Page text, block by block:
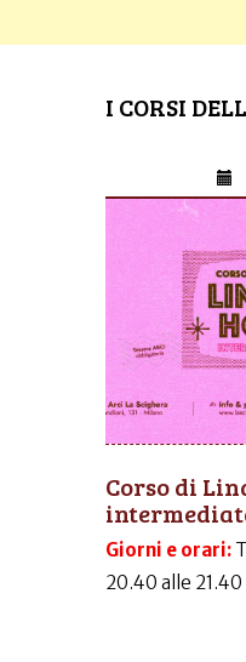
I CORSI
Corso di
Giorni e orari:
20.40 alle 21.40